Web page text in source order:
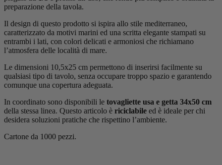
preparazione della tavola.
Il design di questo prodotto si ispira allo stile mediterraneo,
caratterizzato da motivi marini ed una scritta elegante stampati su
entrambi i lati, con colori delicati e armoniosi che richiamano
l’atmosfera delle località di mare.
Le dimensioni 10,5x25 cm permettono di inserirsi facilmente su
qualsiasi tipo di tavolo, senza occupare troppo spazio e garantendo
comunque una copertura adeguata.
In coordinato sono disponibili le tovagliette usa e getta 34x50 cm
della stessa linea. Questo articolo è riciclabile ed è ideale per chi
desidera soluzioni pratiche che rispettino l’ambiente.
Cartone da 1000 pezzi.